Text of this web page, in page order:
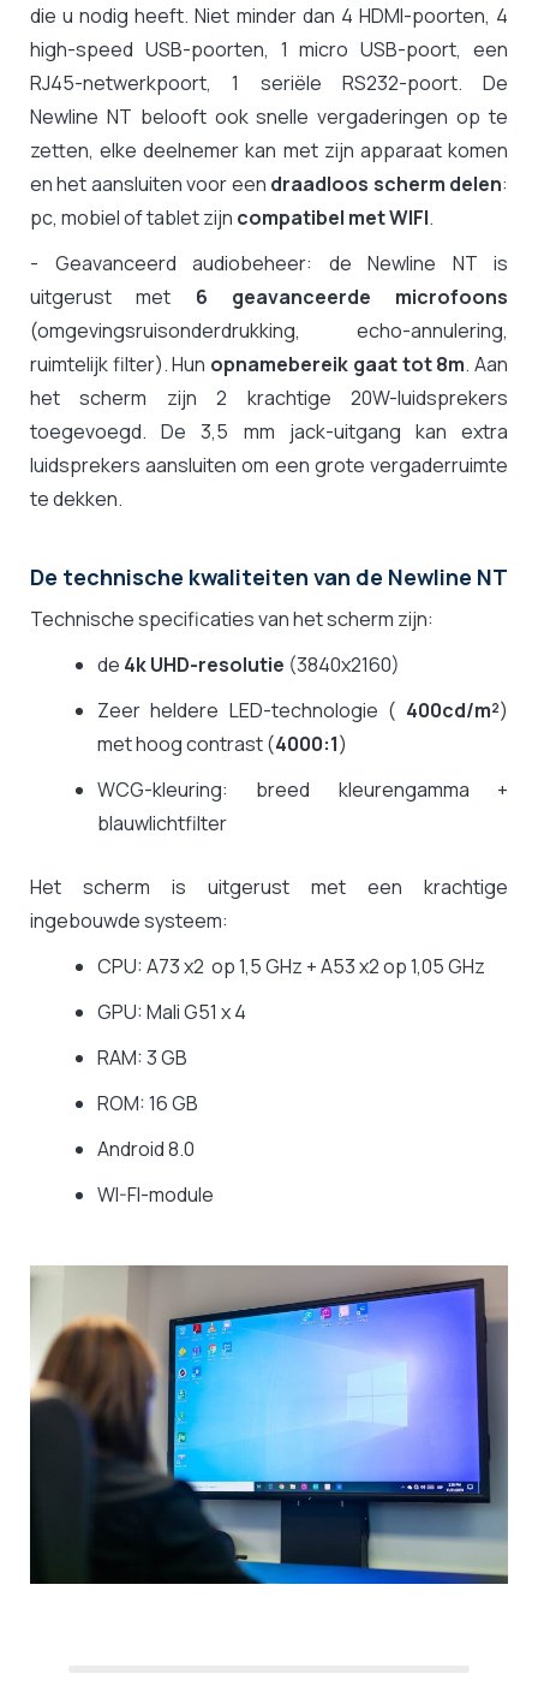
die u nodig heeft. Niet minder dan 4 HDMI-poorten, 4
high-speed USB-poorten, 1 micro USB-poort, een
RJ45-netwerkpoort, 1 seriële RS232-poort. De
Newline NT belooft ook snelle vergaderingen op te
zetten, elke deelnemer kan met zijn apparaat komen
en het aansluiten voor een draadloos scherm delen:
pc, mobiel of tablet zijn compatibel met WIFI.
- Geavanceerd audiobeheer: de Newline NT is
uitgerust met 6 geavanceerde microfoons
(omgevingsruisonderdrukking, echo-annulering,
ruimtelijk filter). Hun opnamebereik gaat tot 8m. Aan
het scherm zijn 2 krachtige 20W-luidsprekers
toegevoegd. De 3,5 mm jack-uitgang kan extra
luidsprekers aansluiten om een grote vergaderruimte
te dekken.
De technische kwaliteiten van de Newline NT
Technische specificaties van het scherm zijn:
de 4k UHD-resolutie (3840x2160)
Zeer heldere LED-technologie ( 400cd/m²)
met hoog contrast (4000:1)
WCG-kleuring: breed kleurengamma +
blauwlichtfilter
Het scherm is uitgerust met een krachtige
ingebouwde systeem:
CPU: A73 x2 op 1,5 GHz + A53 x2 op 1,05 GHz
GPU: Mali G51 x 4
RAM: 3 GB
ROM: 16 GB
Android 8.0
WI-FI-module